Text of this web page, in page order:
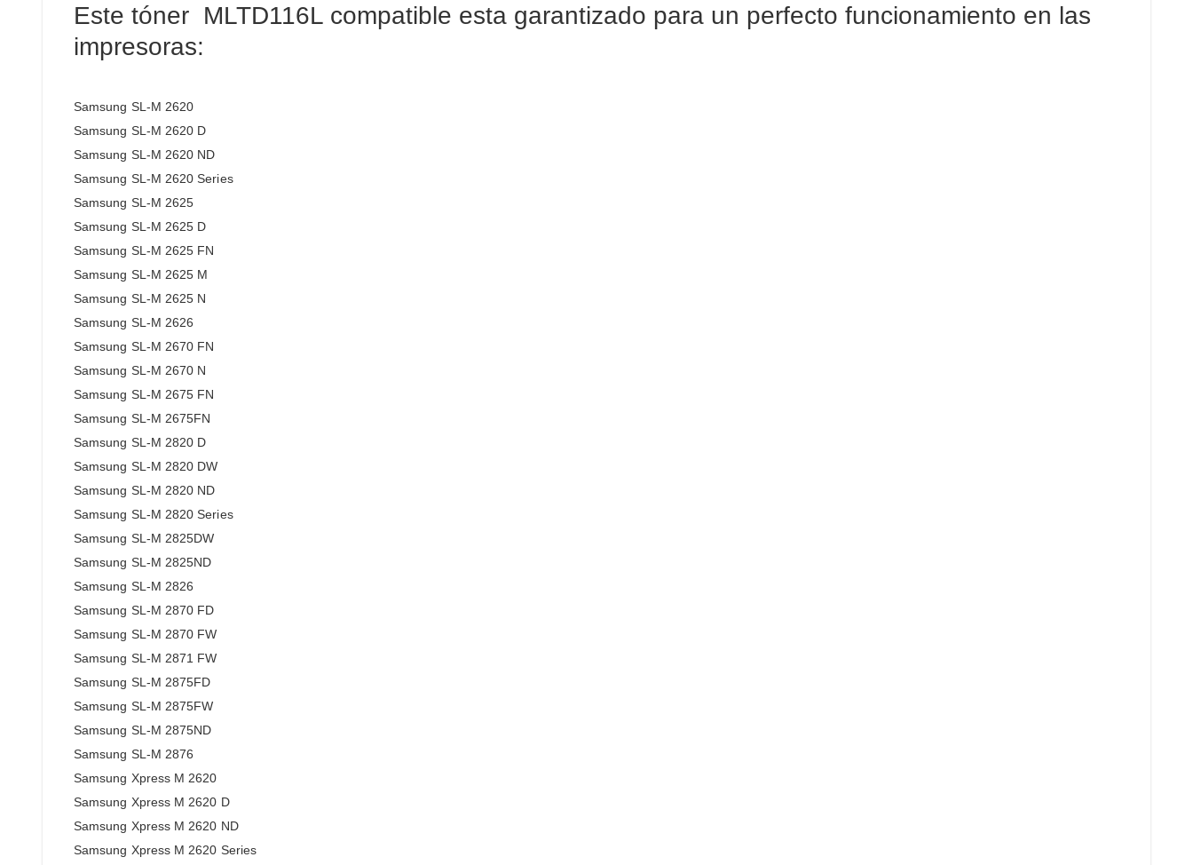
Este tóner MLTD116L compatible esta garantizado para un perfecto funcionamiento en las
impresoras:
Samsung SL-M 2620
Samsung SL-M 2620 D
Samsung SL-M 2620 ND
Samsung SL-M 2620 Series
Samsung SL-M 2625
Samsung SL-M 2625 D
Samsung SL-M 2625 FN
Samsung SL-M 2625 M
Samsung SL-M 2625 N
Samsung SL-M 2626
Samsung SL-M 2670 FN
Samsung SL-M 2670 N
Samsung SL-M 2675 FN
Samsung SL-M 2675FN
Samsung SL-M 2820 D
Samsung SL-M 2820 DW
Samsung SL-M 2820 ND
Samsung SL-M 2820 Series
Samsung SL-M 2825DW
Samsung SL-M 2825ND
Samsung SL-M 2826
Samsung SL-M 2870 FD
Samsung SL-M 2870 FW
Samsung SL-M 2871 FW
Samsung SL-M 2875FD
Samsung SL-M 2875FW
Samsung SL-M 2875ND
Samsung SL-M 2876
Samsung Xpress M 2620
Samsung Xpress M 2620 D
Samsung Xpress M 2620 ND
Samsung Xpress M 2620 Series